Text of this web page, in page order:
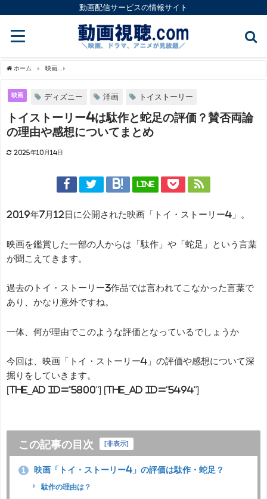
動画配信サービスの情報サイト
ホーム 映画
映画 ディズニー 洋画 トイストーリー
トイストーリー4は駄作と蛇足の評価？賛否両論
の理由や感想についてまとめ
2025年10月14日
LINE
2019年7月12日に公開された映画「トイ・ストーリー4」。
映画を鑑賞した一部の人からは「駄作」や「蛇足」という言葉
が聞こえてきます。
過去のトイ・ストーリー3作品では言われてこなかった言葉で
あり、かなり意外ですね。
一体、何が理由でこのような評価となっているでしょうか
今回は、映画「トイ・ストーリー4」の評価や感想について深
掘りをしていきます。
[the_ad id="5800"] [the_ad id="5494"]
この記事の目次 [非表示]
1 映画「トイ・ストーリー4」の評価は駄作・蛇足？
駄作の理由は？